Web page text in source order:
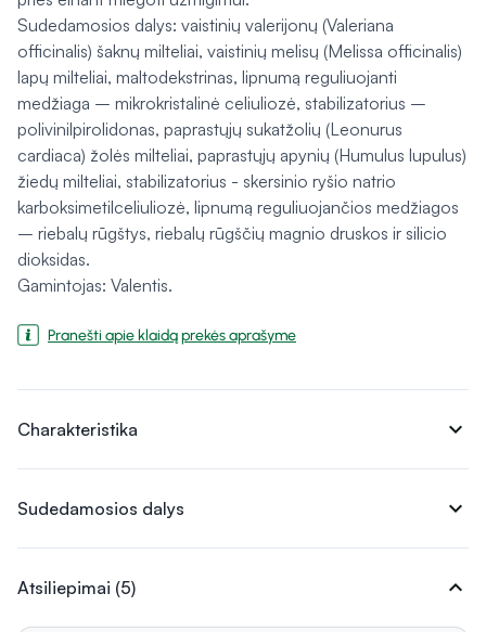
Sudedamosios dalys: vaistinių valerijonų (Valeriana
officinalis) šaknų milteliai, vaistinių melisų (Melissa officinalis)
lapų milteliai, maltodekstrinas, lipnumą reguliuojanti
medžiaga – mikrokristalinė celiuliozė, stabilizatorius –
polivinilpirolidonas, paprastųjų sukatžolių (Leonurus
cardiaca) žolės milteliai, paprastųjų apynių (Humulus lupulus)
žiedų milteliai, stabilizatorius - skersinio ryšio natrio
karboksimetilceliuliozė, lipnumą reguliuojančios medžiagos
– riebalų rūgštys, riebalų rūgščių magnio druskos ir silicio
dioksidas.
Gamintojas: Valentis.
Pranešti apie klaidą prekės aprašyme
Charakteristika expand_more
Sudedamosios dalys expand_more
Atsiliepimai (5) expand_more